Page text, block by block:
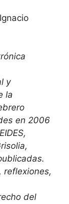
y
la
en 2006
reflexiones,
del